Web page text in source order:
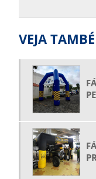
BOLAS GIGANTES
BONECO INFLÁVEL
BONECO INFLÁVEL
BONECO INFLÁVEL
BONECO PAPAI NOEL
COMPRAR BALÃO
COMPRAR FANTASIA
COMPRAR GARRAFAS
VEJA